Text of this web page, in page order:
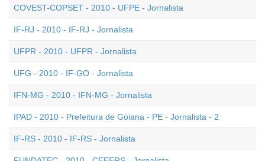
COVEST-COPSET - 2010 - UFPE - Jornalista
IF-RJ - 2010 - IF-RJ - Jornalista
UFPR - 2010 - UFPR - Jornalista
UFG - 2010 - IF-GO - Jornalista
IFN-MG - 2010 - IFN-MG - Jornalista
IPAD - 2010 - Prefeitura de Goiana - PE - Jornalista - 2
IF-RS - 2010 - IF-RS - Jornalista